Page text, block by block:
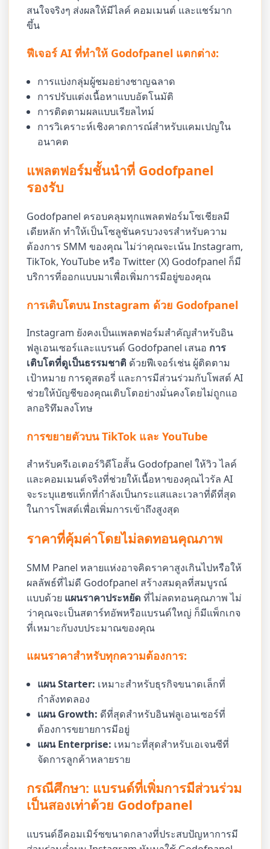
สนใจจริงๆ ส่งผลให้มีไลค์ คอมเมนต์ และแชร์มาก
ขึ้น
ฟีเจอร์ AI ที่ทำให้ Godofpanel แตกต่าง:
การแบ่งกลุ่มผู้ชมอย่างชาญฉลาด
การปรับแต่งเนื้อหาแบบอัตโนมัติ
การติดตามผลแบบเรียลไทม์
การวิเคราะห์เชิงคาดการณ์สำหรับแคมเปญใน
อนาคต
แพลตฟอร์มชั้นนำที่ Godofpanel
รองรับ
Godofpanel ครอบคลุมทุกแพลตฟอร์มโซเชียลมี
เดียหลัก ทำให้เป็นโซลูชันครบวงจรสำหรับความ
ต้องการ SMM ของคุณ ไม่ว่าคุณจะเน้น Instagram,
TikTok, YouTube หรือ Twitter (X) Godofpanel ก็มี
บริการที่ออกแบบมาเพื่อเพิ่มการมีอยู่ของคุณ
การเติบโตบน Instagram ด้วย Godofpanel
Instagram ยังคงเป็นแพลตฟอร์มสำคัญสำหรับอิน
ฟลูเอนเซอร์และแบรนด์ Godofpanel เสนอ การ
เติบโตที่ดูเป็นธรรมชาติ ด้วยฟีเจอร์เช่น ผู้ติดตาม
เป้าหมาย การดูสตอรี่ และการมีส่วนร่วมกับโพสต์ AI
ช่วยให้บัญชีของคุณเติบโตอย่างมั่นคงโดยไม่ถูกแอ
ลกอริทึมลงโทษ
การขยายตัวบน TikTok และ YouTube
สำหรับครีเอเตอร์วิดีโอสั้น Godofpanel ให้วิว ไลค์
และคอมเมนต์จริงที่ช่วยให้เนื้อหาของคุณไวรัล AI
จะระบุแฮชแท็กที่กำลังเป็นกระแสและเวลาที่ดีที่สุด
ในการโพสต์เพื่อเพิ่มการเข้าถึงสูงสุด
ราคาที่คุ้มค่าโดยไม่ลดทอนคุณภาพ
SMM Panel หลายแห่งอาจคิดราคาสูงเกินไปหรือให้
ผลลัพธ์ที่ไม่ดี Godofpanel สร้างสมดุลที่สมบูรณ์
แบบด้วย แผนราคาประหยัด ที่ไม่ลดทอนคุณภาพ ไม่
ว่าคุณจะเป็นสตาร์ทอัพหรือแบรนด์ใหญ่ ก็มีแพ็กเกจ
ที่เหมาะกับงบประมาณของคุณ
แผนราคาสำหรับทุกความต้องการ:
แผน Starter: เหมาะสำหรับธุรกิจขนาดเล็กที่
กำลังทดลอง
แผน Growth: ดีที่สุดสำหรับอินฟลูเอนเซอร์ที่
ต้องการขยายการมีอยู่
แผน Enterprise: เหมาะที่สุดสำหรับเอเจนซีที่
จัดการลูกค้าหลายราย
กรณีศึกษา: แบรนด์ที่เพิ่มการมีส่วนร่วม
เป็นสองเท่าด้วย Godofpanel
แบรนด์อีคอมเมิร์ซขนาดกลางที่ประสบปัญหาการมี